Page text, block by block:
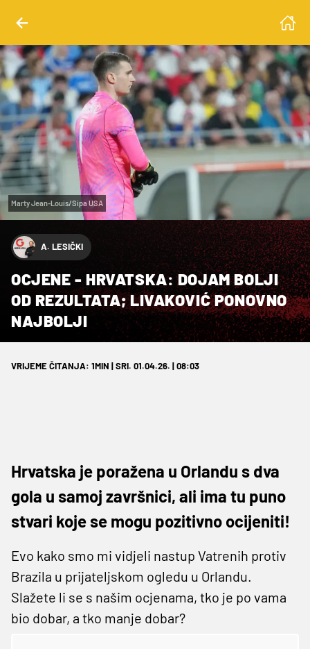
Marty Jean-Louis/Sipa USA
A. LESIČKI
OCJENE - HRVATSKA: DOJAM BOLJI
OD REZULTATA; LIVAKOVIĆ PONOVNO
NAJBOLJI
VRIJEME ČITANJA: 1MIN | SRI. 01.04.26. | 08:03
Hrvatska je poražena u Orlandu s dva
gola u samoj završnici, ali ima tu puno
stvari koje se mogu pozitivno ocijeniti!
Evo kako smo mi vidjeli nastup Vatrenih protiv
Brazila u prijateljskom ogledu u Orlandu.
Slažete li se s našim ocjenama, tko je po vama
bio dobar, a tko manje dobar?